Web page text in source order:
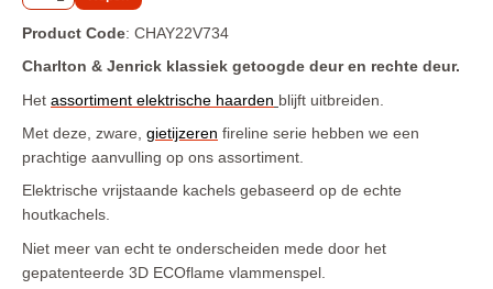
Elektr. Optimyst (waterdamp) haarden inclusief schouw of
Elektr. Optimyst (waterdamp) hang - wand haarden 2026
Elektr. Optimyst (waterdamp) inzet - inbouw haarden
2026
Elektr. Optimyst (waterdamp) vrijstaande haarden 2026
Elektr. Opti-Virtual/Hologram vrijstaande haarden 2026
Product Code: CHAY22V734
Charlton & Jenrick klassiek getoogde deur en rechte deur.
Het assortiment elektrische haarden blijft uitbreiden.
Met deze, zware, gietijzeren fireline serie hebben we een
prachtige aanvulling op ons assortiment.
Elektrische vrijstaande kachels gebaseerd op de echte
houtkachels.
Niet meer van echt te onderscheiden mede door het
gepatenteerde 3D ECOflame vlammenspel.